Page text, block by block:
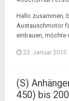
Hallo zusammen,
Austauschmotor
einbauen, möchte
23. Januar 2013
(S)
450) bis